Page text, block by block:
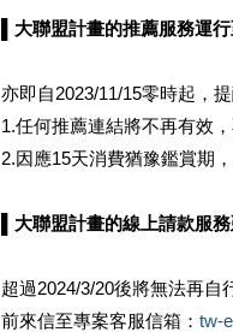
▌大聯盟計畫的推薦服務運
亦即自2023/11/15零時起，
1.任何推薦連結將不再有效
2.因應15天消費猶豫鑑賞期
▌大聯盟計畫的線上請款服
超過2024/3/20後將無法再自
前來信至專案客服信箱： tw-